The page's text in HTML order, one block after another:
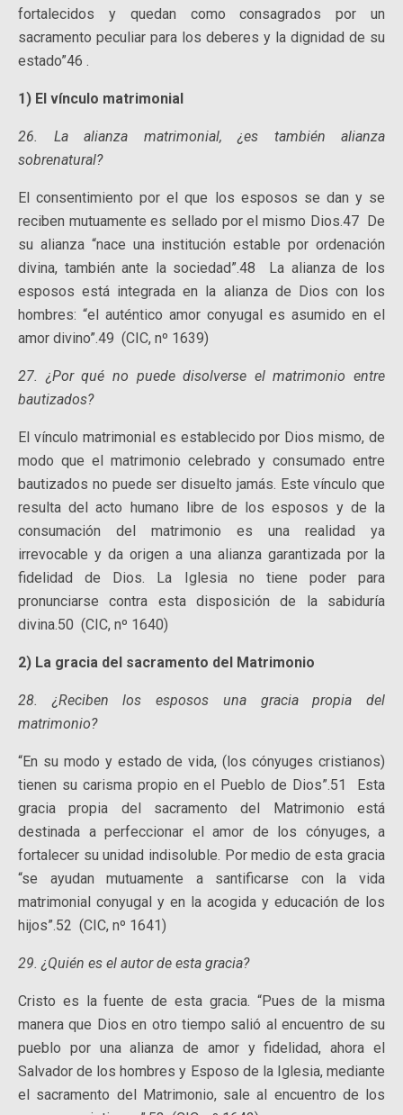
fortalecidos y quedan como consagrados por un
sacramento peculiar para los deberes y la dignidad de su
estado”46 .
1) El vínculo matrimonial
26. La alianza matrimonial, ¿es también alianza
sobrenatural?
El consentimiento por el que los esposos se dan y se
reciben mutuamente es sellado por el mismo Dios.47 De
su alianza “nace una institución estable por ordenación
divina, también ante la sociedad”.48 La alianza de los
esposos está integrada en la alianza de Dios con los
hombres: “el auténtico amor conyugal es asumido en el
amor divino”.49 (CIC, nº 1639)
27. ¿Por qué no puede disolverse el matrimonio entre
bautizados?
El vínculo matrimonial es establecido por Dios mismo, de
modo que el matrimonio celebrado y consumado entre
bautizados no puede ser disuelto jamás. Este vínculo que
resulta del acto humano libre de los esposos y de la
consumación del matrimonio es una realidad ya
irrevocable y da origen a una alianza garantizada por la
fidelidad de Dios. La Iglesia no tiene poder para
pronunciarse contra esta disposición de la sabiduría
divina.50 (CIC, nº 1640)
2) La gracia del sacramento del Matrimonio
28. ¿Reciben los esposos una gracia propia del
matrimonio?
“En su modo y estado de vida, (los cónyuges cristianos)
tienen su carisma propio en el Pueblo de Dios”.51 Esta
gracia propia del sacramento del Matrimonio está
destinada a perfeccionar el amor de los cónyuges, a
fortalecer su unidad indisoluble. Por medio de esta gracia
“se ayudan mutuamente a santificarse con la vida
matrimonial conyugal y en la acogida y educación de los
hijos”.52 (CIC, nº 1641)
29. ¿Quién es el autor de esta gracia?
Cristo es la fuente de esta gracia. “Pues de la misma
manera que Dios en otro tiempo salió al encuentro de su
pueblo por una alianza de amor y fidelidad, ahora el
Salvador de los hombres y Esposo de la Iglesia, mediante
el sacramento del Matrimonio, sale al encuentro de los